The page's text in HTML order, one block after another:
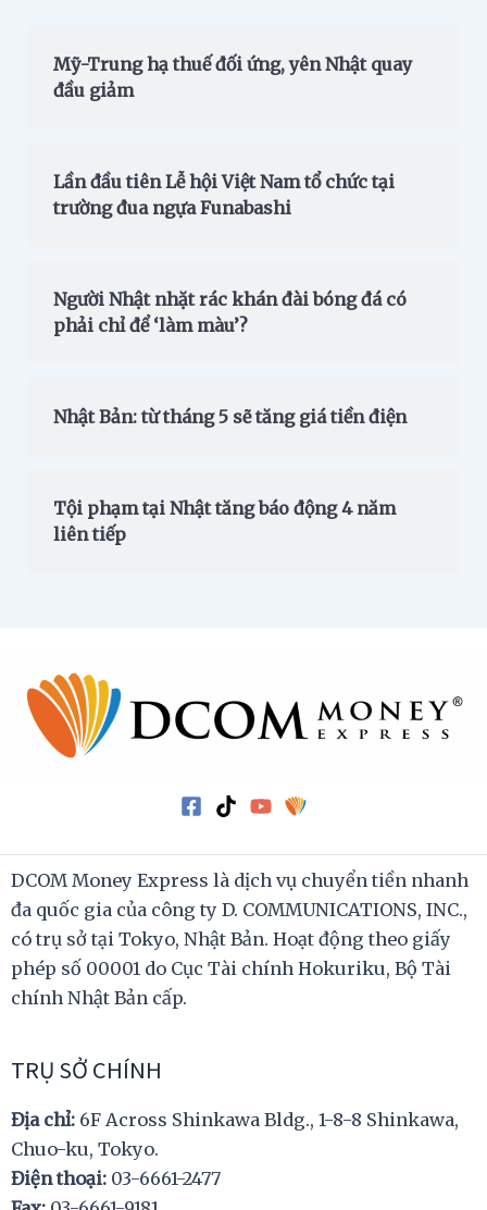
Mỹ-Trung hạ thuế đối ứng, yên Nhật quay
đầu giảm
Lần đầu tiên Lễ hội Việt Nam tổ chức tại
trường đua ngựa Funabashi
Người Nhật nhặt rác khán đài bóng đá có
phải chỉ để ‘làm màu’?
Nhật Bản: từ tháng 5 sẽ tăng giá tiền điện
Tội phạm tại Nhật tăng báo động 4 năm
liên tiếp
DCOM Money Express là dịch vụ chuyển tiền nhanh
đa quốc gia của công ty D. COMMUNICATIONS, INC.,
có trụ sở tại Tokyo, Nhật Bản. Hoạt động theo giấy
phép số 00001 do Cục Tài chính Hokuriku, Bộ Tài
chính Nhật Bản cấp.
TRỤ SỞ CHÍNH
Địa chỉ: 6F Across Shinkawa Bldg., 1-8-8 Shinkawa,
Chuo-ku, Tokyo.
Điện thoại: 03-6661-2477